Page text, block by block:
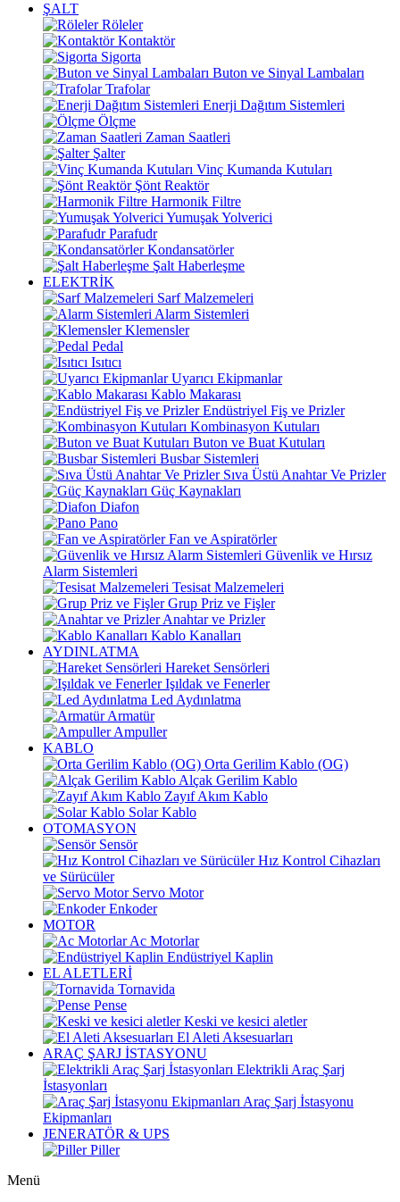
ŞALT
Röleler
Kontaktör
Sigorta
Buton ve Sinyal Lambaları
Trafolar
Enerji Dağıtım Sistemleri
Ölçme
Zaman Saatleri
Şalter
Vinç Kumanda Kutuları
Şönt Reaktör
Harmonik Filtre
Yumuşak Yolverici
Parafudr
Kondansatörler
Şalt Haberleşme
ELEKTRİK
Sarf Malzemeleri
Alarm Sistemleri
Klemensler
Pedal
Isıtıcı
Uyarıcı Ekipmanlar
Kablo Makarası
Endüstriyel Fiş ve Prizler
Kombinasyon Kutuları
Buton ve Buat Kutuları
Busbar Sistemleri
Sıva Üstü Anahtar Ve Prizler
Güç Kaynakları
Diafon
Pano
Fan ve Aspiratörler
Güvenlik ve Hırsız
Alarm Sistemleri
Tesisat Malzemeleri
Grup Priz ve Fişler
Anahtar ve Prizler
Kablo Kanalları
AYDINLATMA
Hareket Sensörleri
Işıldak ve Fenerler
Led Aydınlatma
Armatür
Ampuller
KABLO
Orta Gerilim Kablo (OG)
Alçak Gerilim Kablo
Zayıf Akım Kablo
Solar Kablo
OTOMASYON
Sensör
Hız Kontrol Cihazları
ve Sürücüler
Servo Motor
Enkoder
MOTOR
Ac Motorlar
Endüstriyel Kaplin
EL ALETLERİ
Tornavida
Pense
Keski ve kesici aletler
El Aleti Aksesuarları
ARAÇ ŞARJ İSTASYONU
Elektrikli Araç Şarj
İstasyonları
Araç Şarj İstasyonu
Ekipmanları
JENERATÖR & UPS
Piller
Menü